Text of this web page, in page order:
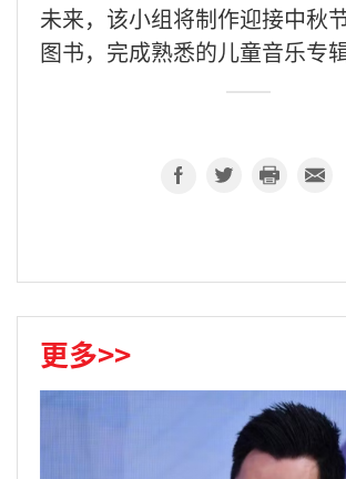
未来，该小组将制作迎接中秋
图书，完成熟悉的儿童音乐专
更多>>